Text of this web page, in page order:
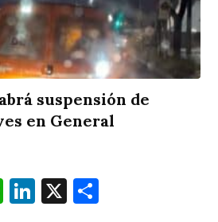
suspensión de
en General
WhatsApp
LinkedIn
X